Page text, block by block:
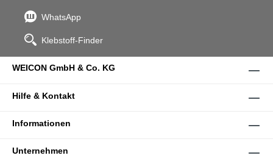
WhatsApp
Klebstoff-Finder
WEICON GmbH & Co. KG
Hilfe & Kontakt
Informationen
Unternehmen